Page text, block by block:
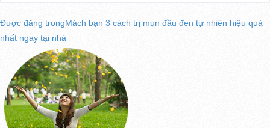
ngày
đầy
Điều
hướng
bài
viết
Được đăng trongMách bạn 3 cách trị mụn đầu đen tự nhiên hiệu quả
nhất ngay tại nhà